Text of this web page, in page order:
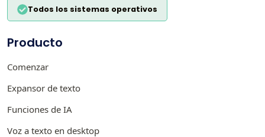
Todos los sistemas operativos
Producto
Comenzar
Expansor de texto
Funciones de IA
Voz a texto en desktop